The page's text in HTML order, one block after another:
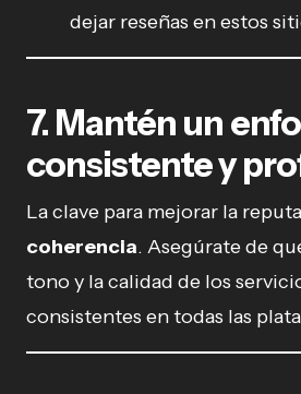
dejar reseñas en estos
7. Mantén un
consistente y
La clave para mejorar la
coherencia. Asegúrate de
tono y la calidad de los
consistentes en todas las